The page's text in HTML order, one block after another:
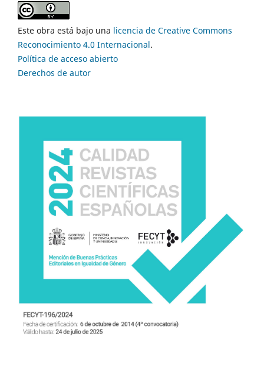
Este obra está bajo una licencia de Creative Commons
Reconocimiento 4.0 Internacional.
Política de acceso abierto
Derechos de autor